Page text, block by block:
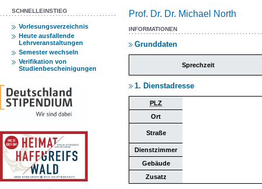
SCHNELLEINSTIEG
Vorlesungsverzeichnis
Heute ausfallende
Lehrveranstaltungen
Semester wechseln
Verifikation von
Studienbescheinigungen
Prof. Dr. Dr. Michael North
INFORMATIONEN
Grunddaten
Sprechzeit
1. Dienstadresse
PLZ
Ort
Straße
Dienstzimmer
Gebäude
Zusatz